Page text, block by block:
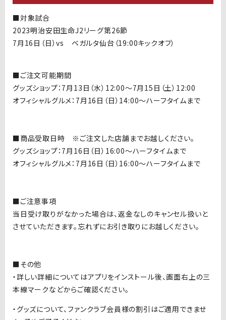
■対象試合
2023明治安田生命J2リーグ第26節
7月16日（日）vs ベガルタ仙台（19:00キックオフ）
■ご注文可能期間
グッズショップ：7月13日（水）12:00〜7月15日（土）12:00
オフィシャルグルメ：7月16日（日）14:00〜ハーフタイムまで
■商品受取日時 ※ご注文した店舗までお越しください。
グッズショップ：7月16日（日）16:00〜ハーフタイムまで
オフィシャルグルメ：7月16日（日）16:00〜ハーフタイムまで
■ご注意事項
当日受け取りがなかった場合は、返金なしのキャンセル扱いと
させていただきます。忘れずにお引き取りにお越しください。
■その他
・詳しい詳細についてはアプリをインストール後、画面右上の三
本線マークなどからご確認ください。
・グッズについて、ファンクラブ会員様の割引はご適用できませ